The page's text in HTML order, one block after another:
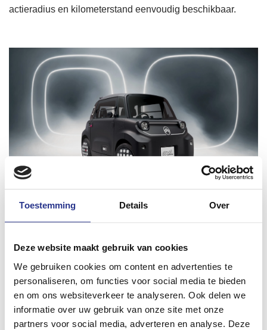
Toestemming Details Over
Deze website maakt gebruik van cookies
We gebruiken cookies om content en advertenties te
personaliseren, om functies voor social media te bieden
en om ons websiteverkeer te analyseren. Ook delen we
informatie over uw gebruik van onze site met onze
partners voor social media, adverteren en analyse. Deze
actieradius en kilometerstand eenvoudig beschikbaar.
Cool stuff
De 'looks' zijn belangrijk voor microcars, zeker ook omdat
de compacte auto's vaak door jonge mensen worden
Dark Side is hierop geen uitzondering en zit vol 'cool stuff'.
Zo worden de twee koplampen verbonden door een
capsule die de vorm heeft van een brede glimlach. Deze
capsule is uitgevoerd in matzwart en wordt subtiel omlijnd